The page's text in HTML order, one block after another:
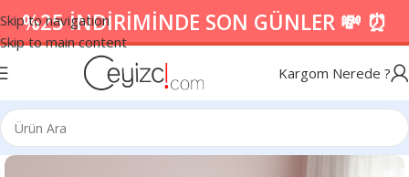
Skip to navigation
Skip to main content
%25 İNDİRİMİNDE SON GÜNLER 💸 ⏰
Kargom Nerede ?